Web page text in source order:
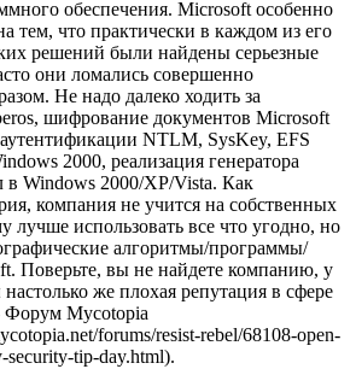
обеспечения. Microsoft особенно
тем, что практически в каждом из его
решений были найдены серьезные
они ломались совершенно
Не надо далеко ходить за
шифрование документов Microsoft
NTLM, SysKey, EFS
2000, реализация генератора
в Windows 2000/XP/Vista. Как
компания не учится на собственных
лучше использовать все что угодно, но
алгоритмы/программы/
Поверьте, вы не найдете компанию, у
же плохая репутация в сфере
Форум Mycotopia
forums/resist-rebel/68108-open-
security-tip-day.html).